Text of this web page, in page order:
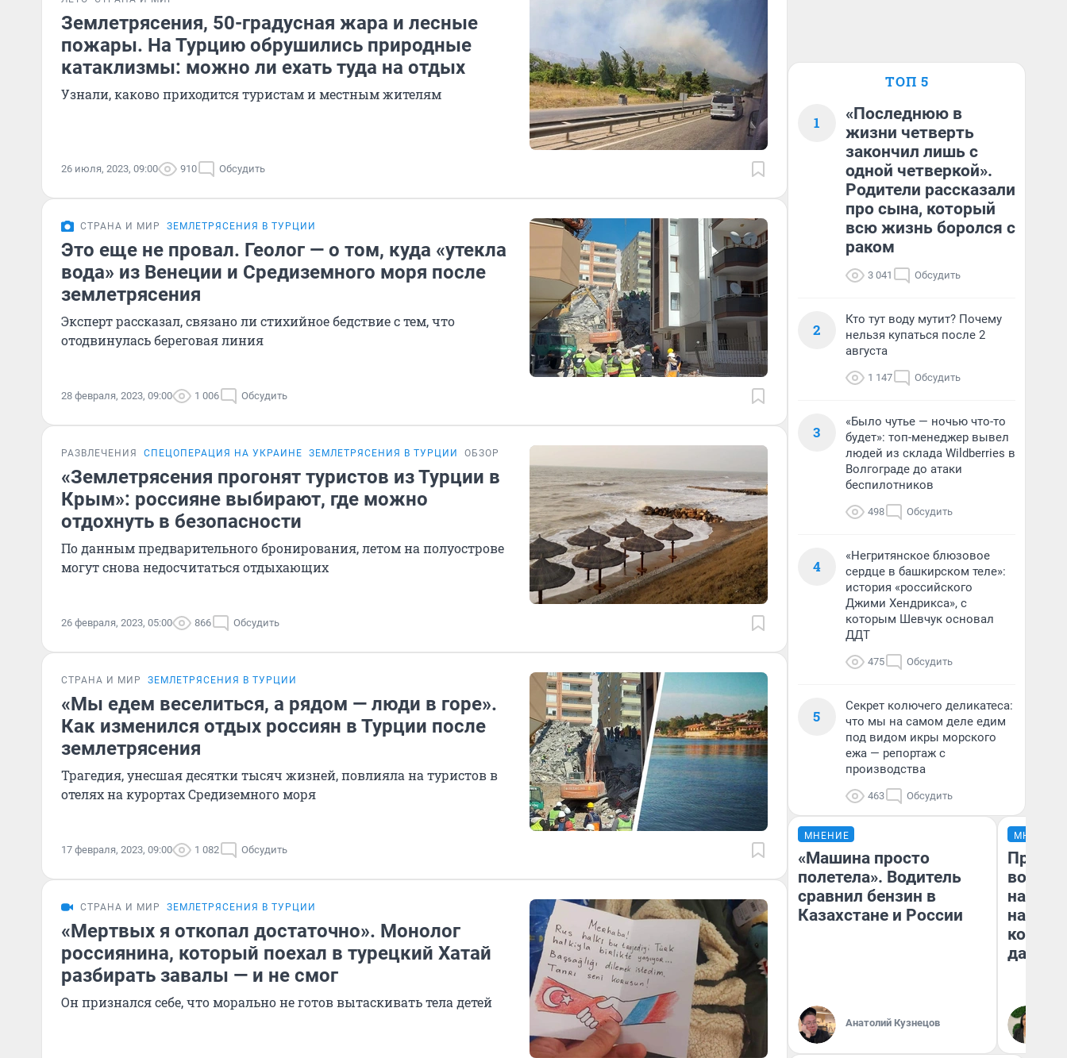
Землетрясения, 50-градусная жара и лесные
пожары. На Турцию обрушились природные
катаклизмы: можно ли ехать туда на отдых
Узнали, каково приходится туристам и местным жителям
26 июля, 2023, 09:00 910 Обсудить
СТРАНА И МИР ЗЕМЛЕТРЯСЕНИЯ В ТУРЦИИ
Это еще не провал. Геолог — о том, куда «утекла
вода» из Венеции и Средиземного моря после
землетрясения
Эксперт рассказал, связано ли стихийное бедствие с тем, что
отодвинулась береговая линия
28 февраля, 2023, 09:00 1 006 Обсудить
РАЗВЛЕЧЕНИЯ СПЕЦОПЕРАЦИЯ НА УКРАИНЕ ЗЕМЛЕТРЯСЕНИЯ В ТУРЦИИ ОБЗОР
«Землетрясения прогонят туристов из Турции в
Крым»: россияне выбирают, где можно
отдохнуть в безопасности
По данным предварительного бронирования, летом на полуострове
могут снова недосчитаться отдыхающих
26 февраля, 2023, 05:00 866 Обсудить
СТРАНА И МИР ЗЕМЛЕТРЯСЕНИЯ В ТУРЦИИ
«Мы едем веселиться, а рядом — люди в горе».
Как изменился отдых россиян в Турции после
землетрясения
Трагедия, унесшая десятки тысяч жизней, повлияла на туристов в
отелях на курортах Средиземного моря
17 февраля, 2023, 09:00 1 082 Обсудить
СТРАНА И МИР ЗЕМЛЕТРЯСЕНИЯ В ТУРЦИИ
«Мертвых я откопал достаточно». Монолог
россиянина, который поехал в турецкий Хатай
разбирать завалы — и не смог
Он признался себе, что морально не готов вытаскивать тела детей
ТОП 5
1
«Последнюю в
жизни четверть
закончил лишь с
одной четверкой».
Родители рассказали
про сына, который
всю жизнь боролся с
раком
3 041 Обсудить
2
Кто тут воду мутит? Почему
нельзя купаться после 2
августа
1 147 Обсудить
3
«Было чутье — ночью что-то
будет»: топ-менеджер вывел
людей из склада Wildberries в
Волгограде до атаки
беспилотников
498 Обсудить
4
«Негритянское блюзовое
сердце в башкирском теле»:
история «российского
Джими Хендрикса», с
которым Шевчук основал
ДДТ
475 Обсудить
5
Секрет колючего деликатеса:
что мы на самом деле едим
под видом икры морского
ежа — репортаж с
производства
463 Обсудить
МНЕНИЕ
«Машина просто
полетела». Водитель
сравнил бензин в
Казахстане и России
Анатолий Кузнецов
МНЕНИЕ
нам
даже